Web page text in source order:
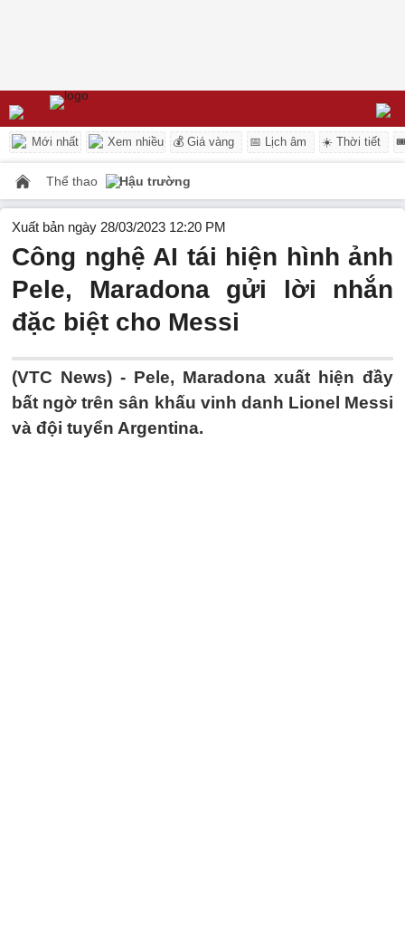
Mới nhất Xem nhiều 💰 Giá vàng 📅 Lịch âm ☀️ Thời tiết
Thể thao Hậu trường
Xuất bản ngày 28/03/2023 12:20 PM
Công nghệ AI tái hiện hình ảnh
Pele, Maradona gửi lời nhắn
đặc biệt cho Messi
(VTC News) - Pele, Maradona xuất hiện đầy
bất ngờ trên sân khấu vinh danh Lionel Messi
và đội tuyển Argentina.